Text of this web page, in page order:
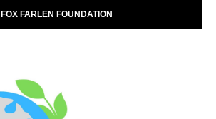
FOX FARLEN FOUNDATION